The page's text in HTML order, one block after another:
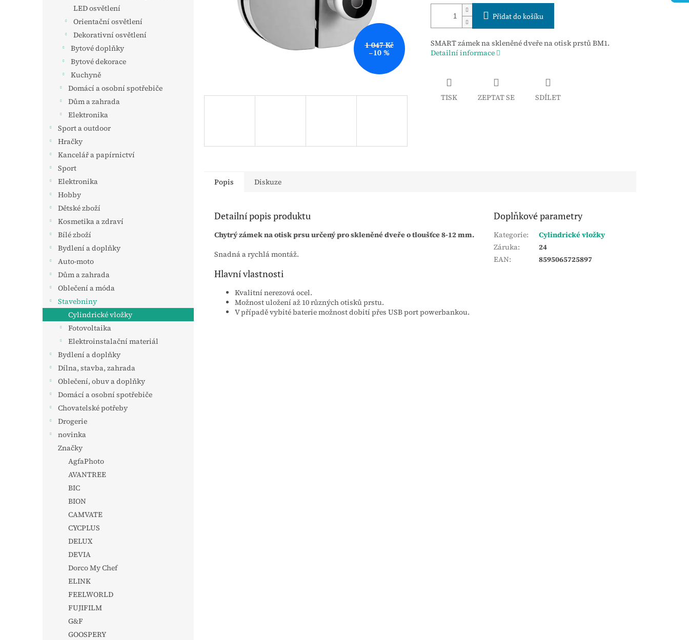
LED osvětlení
Orientační osvětlení
Dekorativní osvětlení
Bytové doplňky
Bytové dekorace
Kuchyně
Domácí a osobní spotřebiče
Dům a zahrada
Elektronika
Sport a outdoor
Hračky
Kancelář a papírnictví
Sport
Elektronika
Hobby
Dětské zboží
Kosmetika a zdraví
Bílé zboží
Bydlení a doplňky
Auto-moto
Dům a zahrada
Oblečení a móda
Stavebniny
Cylindrické vložky
Fotovoltaika
Elektroinstalační materiál
Bydlení a doplňky
Dílna, stavba, zahrada
Oblečení, obuv a doplňky
Domácí a osobní spotřebiče
Chovatelské potřeby
Drogerie
novinka
Značky
AgfaPhoto
AVANTREE
BIC
BION
CAMVATE
CYCPLUS
DELUX
DEVIA
Dorco My Chef
ELINK
FEELWORLD
FUJIFILM
G&F
GOOSPERY
1 047 Kč
–10 %
Přidat do košíku
SMART zámek na skleněné dveře na otisk prstů BM1.
Detailní informace
TISK ZEPTAT SE SDÍLET
Popis Diskuze
Detailní popis produktu
Chytrý zámek na otisk prsu určený pro skleněné dveře o tloušťce 8-12 mm.
Snadná a rychlá montáž.
Hlavní vlastnosti
Kvalitní nerezová ocel.
Možnost uložení až 10 různých otisků prstu.
V případě vybité baterie možnost dobití přes USB port powerbankou.
Doplňkové parametry
Kategorie:
Cylindrické vložky
Záruka:
24
EAN: 8595065725897